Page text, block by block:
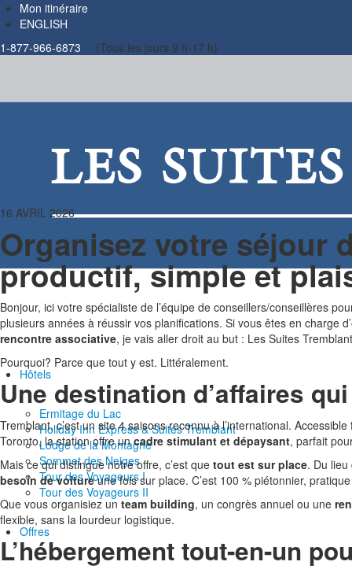
Mon itinéraire
ENGLISH
1-877-966-6873
(Tous les jours 9 h-17 h)
Hôtels
Ermitage du Lac
Holiday Inn Express & Suites Tremblant
Lodge de la Montagne
Sommet des Neiges
Tour des Voyageurs I
Tour des Voyageurs II
Offres
16 AVRIL 2026
Organisez votre séjour
productif, simple et
Bonjour, ici votre spécialiste de l’équipe de conseillers/conseillères
plusieurs années à réussir vos planifications. Si vous êtes en charge
rencontre associative, je vais aller droit au but : Les Suites
Pourquoi? Parce que tout y est. Littéralement.
Une destination d’affaires
Tremblant, c’est un site 4 saisons reconnu à l’international.
Toronto, la station offre uncadre stimulant et dépaysant, parfait
Mais ce qui distingue notre offre, c’est que tout est sur place. Du
besoin de voitureune fois sur place. C’est 100 % piétonnier,
Que vous organisiez un team building, un congrès annuel ou une
flexible, sans la lourdeur logistique.
L’hébergement tout-en-un